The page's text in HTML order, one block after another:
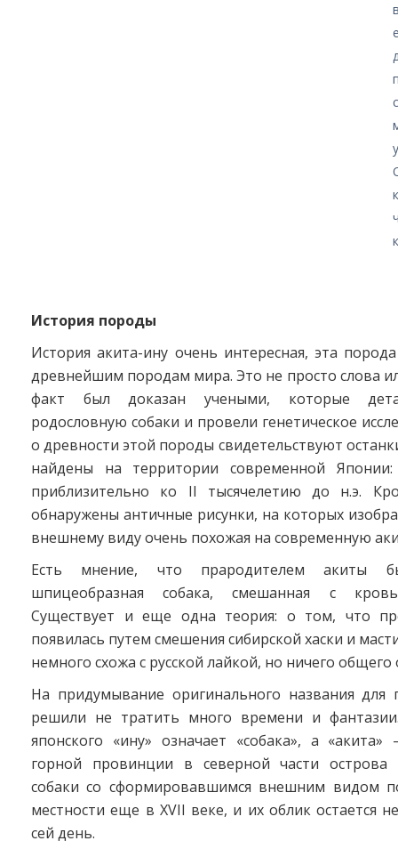
История породы
История акита-ину очень интересная, эта
древнейшим породам мира. Это не просто слова
факт был доказан учеными, которые
родословную собаки и провели генетическое
о древности этой породы свидетельствуют
найдены на территории современной Японии:
приблизительно ко II тысячелетию до н.э.
обнаружены античные рисунки, на которых
внешнему виду очень похожая на современную
Есть мнение, что прародителем акиты
шпицеобразная собака, смешанная с
Существует и еще одна теория: о том, что
появилась путем смешения сибирской хаски и
немного схожа с русской лайкой, но ничего
На придумывание оригинального названия
решили не тратить много времени и
японского «ину» означает «собака», а «акита»
горной провинции в северной части
собаки со сформировавшимся внешним видом
местности еще в XVII веке, и их облик остается
сей день.